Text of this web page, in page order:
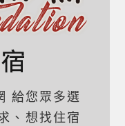
給您眾多選
、想找住宿